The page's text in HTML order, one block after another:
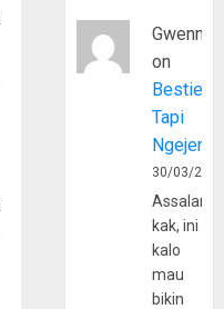
Gwenny
on
Bestie
Tapi
30/03/
kak, ini
kalo
mau
bikin